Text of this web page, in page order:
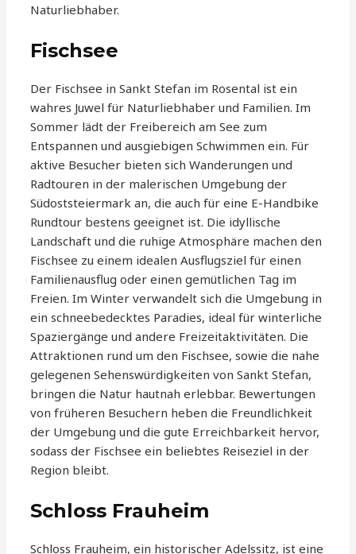
Naturliebhaber.
Fischsee
Der Fischsee in Sankt Stefan im Rosental ist ein
wahres Juwel für Naturliebhaber und Familien. Im
Sommer lädt der Freibereich am See zum
Entspannen und ausgiebigen Schwimmen ein. Für
aktive Besucher bieten sich Wanderungen und
Radtouren in der malerischen Umgebung der
Südoststeiermark an, die auch für eine E-Handbike
Rundtour bestens geeignet ist. Die idyllische
Landschaft und die ruhige Atmosphäre machen den
Fischsee zu einem idealen Ausflugsziel für einen
Familienausflug oder einen gemütlichen Tag im
Freien. Im Winter verwandelt sich die Umgebung in
ein schneebedecktes Paradies, ideal für winterliche
Spaziergänge und andere Freizeitaktivitäten. Die
Attraktionen rund um den Fischsee, sowie die nahe
gelegenen Sehenswürdigkeiten von Sankt Stefan,
bringen die Natur hautnah erlebbar. Bewertungen
von früheren Besuchern heben die Freundlichkeit
der Umgebung und die gute Erreichbarkeit hervor,
sodass der Fischsee ein beliebtes Reiseziel in der
Region bleibt.
Schloss Frauheim
Schloss Frauheim, ein historischer Adelssitz, ist eine